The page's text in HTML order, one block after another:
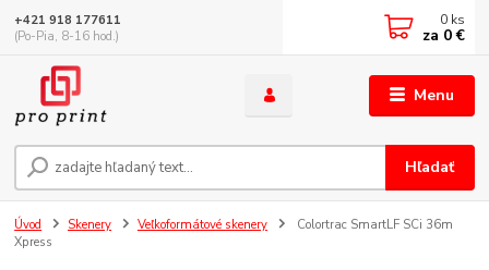
Menu
Hľadať
+421 918 177611
(Po-Pia, 8-16 hod.)
0 ks
za 0 €
Úvod Skenery Veľkoformátové skenery
Colortrac SmartLF SCi 36m
Xpress